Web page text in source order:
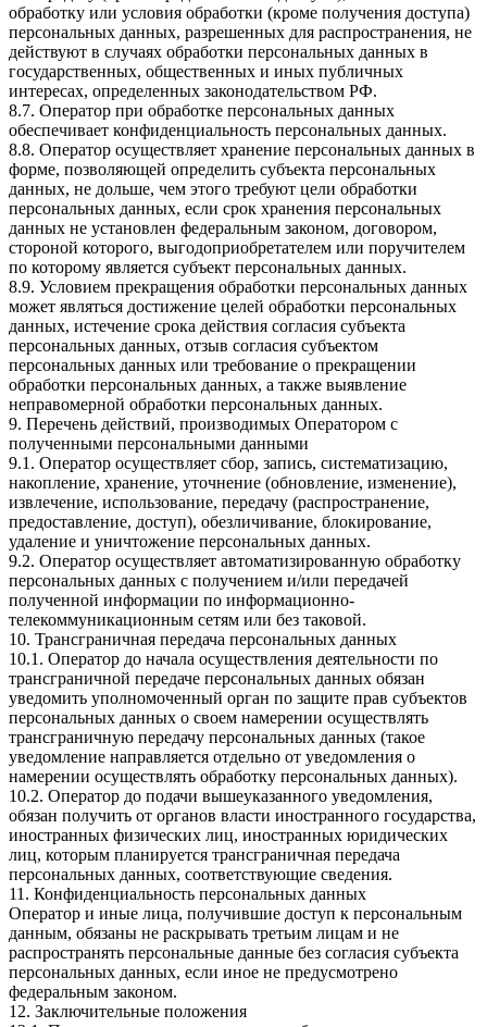
обработку или условия обработки (кроме получения доступа)
персональных данных, разрешенных для распространения, не
действуют в случаях обработки персональных данных в
государственных, общественных и иных публичных
интересах, определенных законодательством РФ.
8.7. Оператор при обработке персональных данных
обеспечивает конфиденциальность персональных данных.
8.8. Оператор осуществляет хранение персональных данных в
форме, позволяющей определить субъекта персональных
данных, не дольше, чем этого требуют цели обработки
персональных данных, если срок хранения персональных
данных не установлен федеральным законом, договором,
стороной которого, выгодоприобретателем или поручителем
по которому является субъект персональных данных.
8.9. Условием прекращения обработки персональных данных
может являться достижение целей обработки персональных
данных, истечение срока действия согласия субъекта
персональных данных, отзыв согласия субъектом
персональных данных или требование о прекращении
обработки персональных данных, а также выявление
неправомерной обработки персональных данных.
9. Перечень действий, производимых Оператором с
полученными персональными данными
9.1. Оператор осуществляет сбор, запись, систематизацию,
накопление, хранение, уточнение (обновление, изменение),
извлечение, использование, передачу (распространение,
предоставление, доступ), обезличивание, блокирование,
удаление и уничтожение персональных данных.
9.2. Оператор осуществляет автоматизированную обработку
персональных данных с получением и/или передачей
полученной информации по информационно-
телекоммуникационным сетям или без таковой.
10. Трансграничная передача персональных данных
10.1. Оператор до начала осуществления деятельности по
трансграничной передаче персональных данных обязан
уведомить уполномоченный орган по защите прав субъектов
персональных данных о своем намерении осуществлять
трансграничную передачу персональных данных (такое
уведомление направляется отдельно от уведомления о
намерении осуществлять обработку персональных данных).
10.2. Оператор до подачи вышеуказанного уведомления,
обязан получить от органов власти иностранного государства,
иностранных физических лиц, иностранных юридических
лиц, которым планируется трансграничная передача
персональных данных, соответствующие сведения.
11. Конфиденциальность персональных данных
Оператор и иные лица, получившие доступ к персональным
данным, обязаны не раскрывать третьим лицам и не
распространять персональные данные без согласия субъекта
персональных данных, если иное не предусмотрено
федеральным законом.
12. Заключительные положения